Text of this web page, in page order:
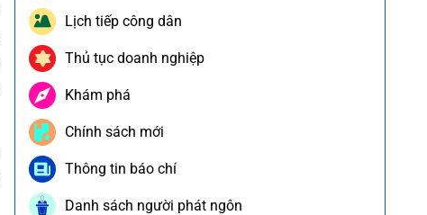
Lịch tiếp công dân
Thủ tục doanh nghiệp
Khám phá
Chính sách mới
Thông tin báo chí
Danh sách người phát ngôn